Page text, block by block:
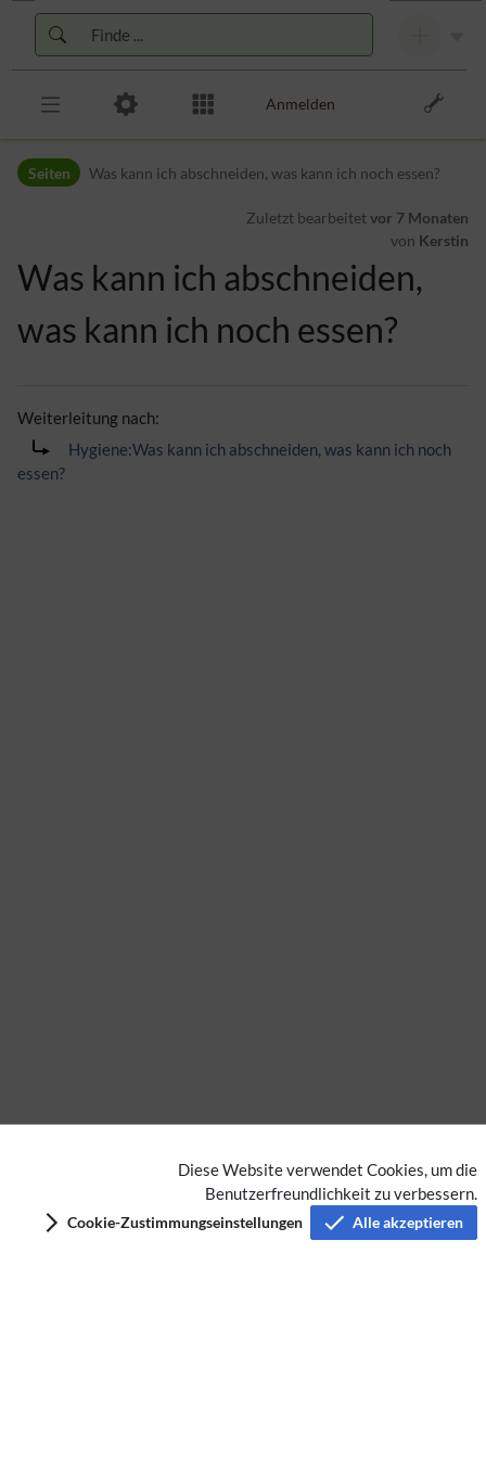
Diese Website verwendet Cookies, um die
Benutzerfreundlichkeit zu verbessern.
Cookie-Zustimmungseinstellungen Alle akzeptieren
Zur Kopfleiste
Zur Hauptnavigation
Zu den Seitenwerkzeugen
Anmelden
Seiten Was kann ich abschneiden, was kann ich noch essen?
Zuletzt bearbeitetvor 7 Monaten
von Kerstin
Was kann ich abschneiden,
was kann ich noch essen?
Weiterleitung nach:
Hygiene:Was kann ich abschneiden, was kann ich noch
essen?
Keine Kategorien vergeben